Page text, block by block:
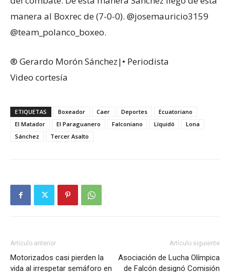
manera al Boxrec de (7-0-0). @josemauricio3159
@team_polanco_boxeo.
® Gerardo Morón Sánchez|• Periodista
Video cortesía
ETIQUETAS Boxeador Caer Deportes
Ecuatoriano
El Matador
El Paraguanero Falconiano Líquidó
Lona
Sánchez
Tercer Asalto
Artículo anterior
Motorizados casi pierden la
vida al irrespetar semáforo en
Artículo siguiente
Asociación de Lucha Olímpica
de Falcón designó Comisión